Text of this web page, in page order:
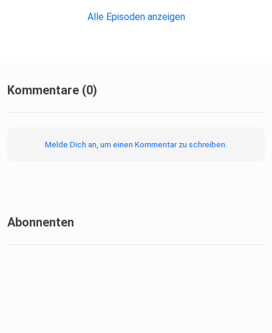
Alle Episoden anzeigen
Kommentare (0)
Melde Dich an, um einen Kommentar zu schreiben.
Abonnenten